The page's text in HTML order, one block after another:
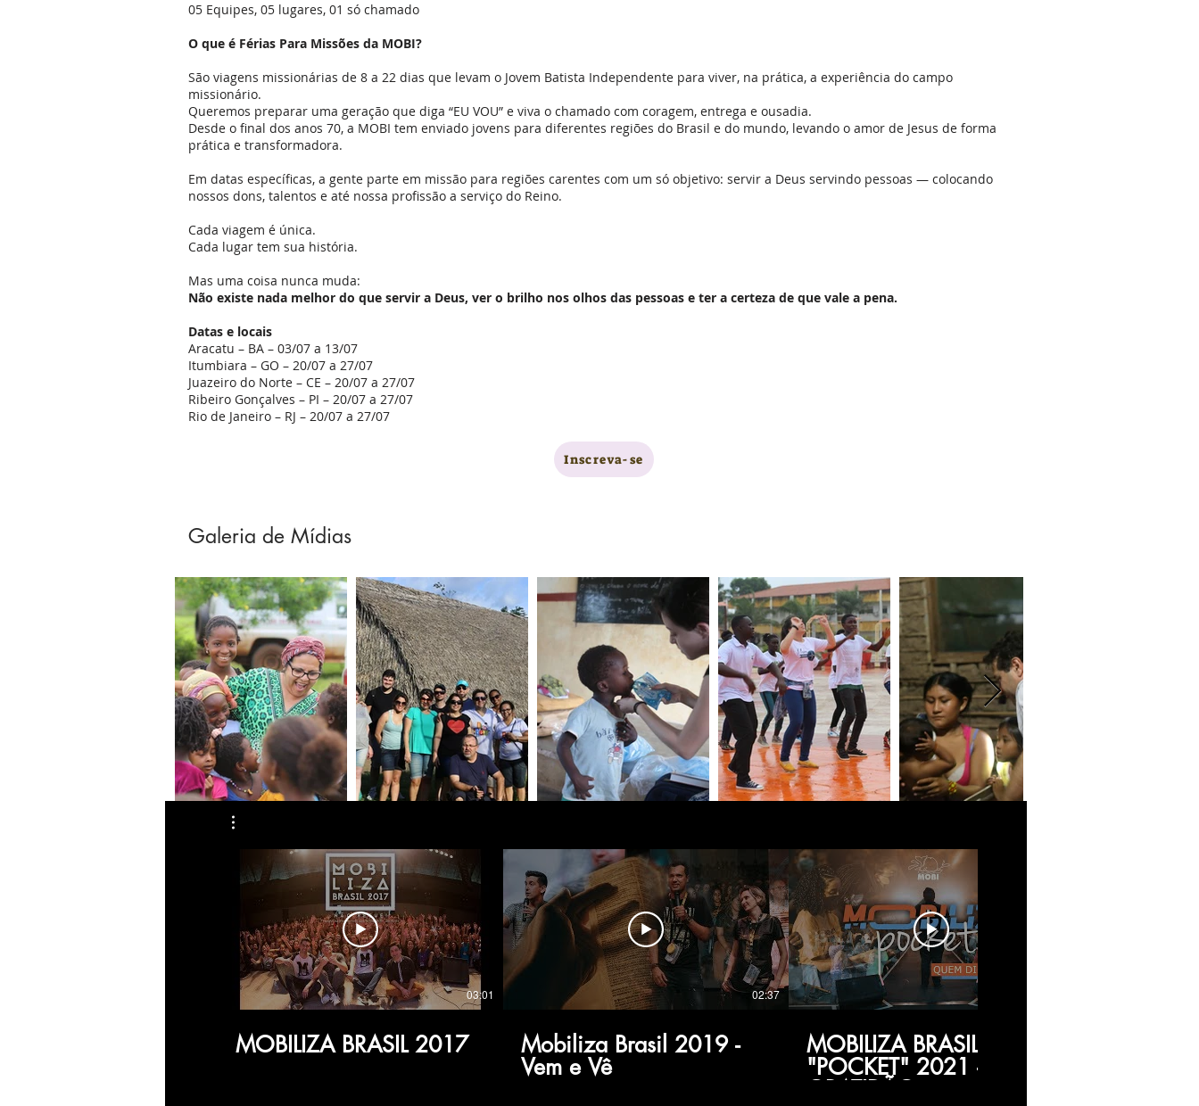
05 Equipes, 05 lugares, 01 só chamado
O que é Férias Para Missões da MOBI?
São viagens missionárias de 8 a 22 dias que levam o Jovem Batista Independente para viver, na prática, a experiência do campo
missionário.
Queremos preparar uma geração que diga “EU VOU” e viva o chamado com coragem, entrega e ousadia.
Desde o final dos anos 70, a MOBI tem enviado jovens para diferentes regiões do Brasil e do mundo, levando o amor de Jesus de forma
prática e transformadora.
Em datas específicas, a gente parte em missão para regiões carentes com um só objetivo: servir a Deus servindo pessoas — colocando
nossos dons, talentos e até nossa profissão a serviço do Reino.
Cada viagem é única.
Cada lugar tem sua história.
Mas uma coisa nunca muda:
Não existe nada melhor do que servir a Deus, ver o brilho nos olhos das pessoas e ter a certeza de que vale a pena.
Datas e locais
Aracatu – BA – 03/07 a 13/07
Itumbiara – GO – 20/07 a 27/07
Juazeiro do Norte – CE – 20/07 a 27/07
Ribeiro Gonçalves – PI – 20/07 a 27/07
Rio de Janeiro – RJ – 20/07 a 27/07
Inscreva-se
Galeria de Mídias
03:01
MOBILIZA BRASIL 2017
02:37
Mobiliza Brasil 2019 -
Vem e Vê
MOBILIZA BRASIL
"POCKET" 2021 –
GRATIDÃO